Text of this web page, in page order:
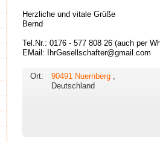
Herzliche und vitale Grüße
Bernd
Tel.Nr.: 0176 - 577 808 26 (auch per
EMail: IhrGesellschafter@gmail.com
Ort: 90491 Nuernberg ,
Deutschland